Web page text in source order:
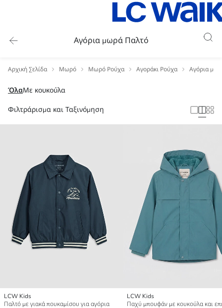
Αγόρια μωρά Παλτό
Αρχική Σελίδα Μωρό Μωρό Ρούχα Αγοράκι Ρούχα Αγόρια
ΌλαΜε κουκούλα
Φιλτράρισμα και Ταξινόμηση
LCW Kids
Παλτό με γιακά πουκαμίσου για αγόρια
LCW Kids